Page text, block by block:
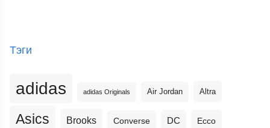
Тэги
adidas adidas Originals Air Jordan Altra
Asics Brooks Converse DC Ecco